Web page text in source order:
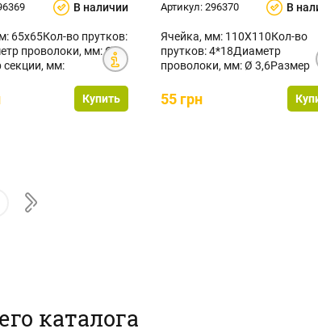
В наличии
65х65Кол-во прутков:
проволоки, мм: Ø
секции, мм:
Купить
Артикул: 296370 В
Ячейка, мм: 110Х110Кол-во
прутков: 4*18Диаметр
проволоки, мм: Ø 3,6Размер
55 грн
каталога